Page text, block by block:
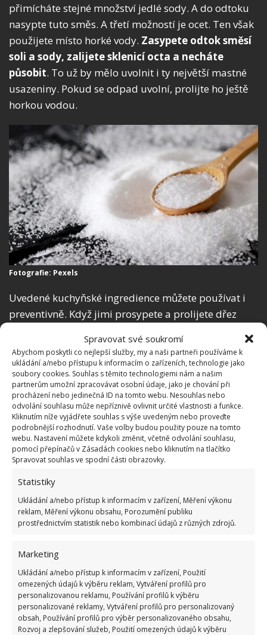
Spravovat své soukromí
Abychom poskytli co nejlepší služby, my a naši partneři používáme k
ukládání a/nebo přístupu k informacím o zařízeních, technologie jako
soubory cookies. Souhlas s těmito technologiemi nám a našim
partnerům umožní zpracovávat osobní údaje, jako je chování při
procházení nebo jedinečná ID na tomto webu. Nesouhlas nebo
odvolání souhlasu může nepříznivě ovlivnit určité vlastnosti a funkce.
Kliknutím níže vyjádřete souhlas s výše uvedeným nebo proveďte
podrobnější rozhodnutí. Vaše volby budou použity pouze na tomto
webu. Nastavení můžete kdykoli změnit, včetně odvolání souhlasu,
pomocí přepínačů v Zásadách cookies nebo kliknutím na tlačítko
Spravovat souhlas ve spodní části obrazovky.
Statistiky
Ukládání a/nebo přístup k informacím v zařízení, Měření výkonu
reklam, Měření výkonu obsahu, Porozumění publiku
prostřednictvím statistik nebo kombinací údajů z různých zdrojů.
Marketing
Ukládání a/nebo přístup k informacím v zařízení, Použití
omezených údajů k výběru reklam, Vytváření profilů pro
personalizovanou reklamu, Používání profilů k výběru
personalizované reklamy, Vytváření profilů pro personalizovaný
obsah, Používání profilů pro výběr personalizovaného obsahu,
Rozvoj a zlepšování služeb, Použití omezených údajů k výběru
přimícháte stejné množství jedlé sody. A do odtoku
nasypte tuto směs. A třetí možností je ocet. Ten však
použijete místo horké vody. Zasypete odtok směsí
soli a sody, zalijete sklenicí octa a necháte
působit. To už by mělo uvolnit i ty největší mastné
usazeniny. Pokud se odpad uvolní, prolijte ho ještě
horkou vodou.
Fotografie: Pexels
Uvedené kuchyňské ingredience můžete používat i
preventivně. Když jimi prosypete a prolijete dřez
budou
uvolňovat průběžně a ucpaný dřez vás
přestane strašit. A při jejich použití nehrozí
poškození potrubí a nemají negativní vliv na zdraví
člověka a životní prostředí. Uvedené ingredience
můžete pochopitelně používat i na odpady
v koupelně. Na BydlímeÚtulně jsme také psali o
tom, jak snadno a rychle můžetevyčistit
kuchyňskou troubu.
Zdroje:TheSpruce